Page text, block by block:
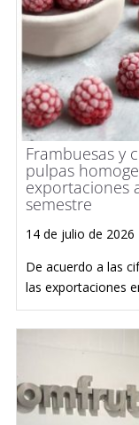
Frambuesas y
pulpas
exportaciones
semestre
14 de julio de 2026
De acuerdo a las
las exportaciones